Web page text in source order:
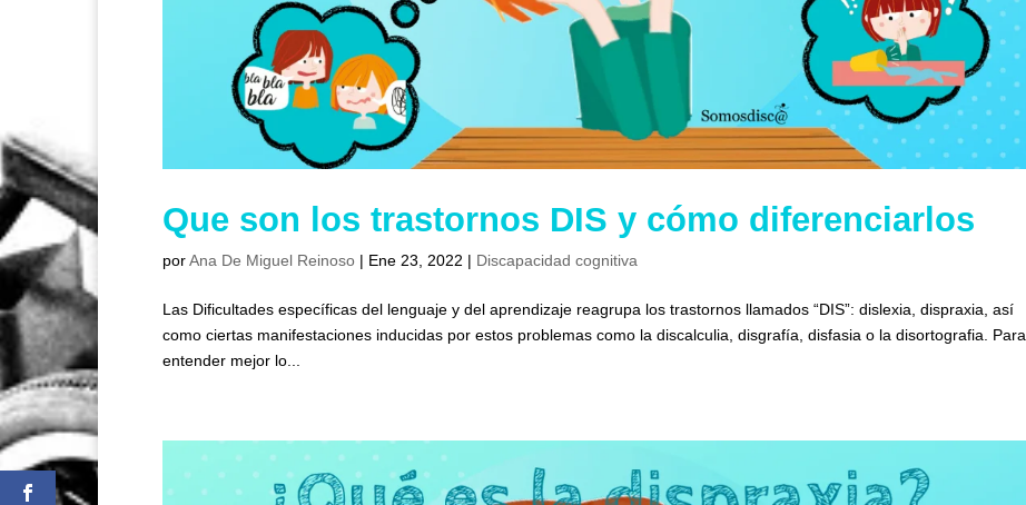
Que son los trastornos DIS y cómo diferenciarlos
porAna De Miguel Reinoso | Ene 23, 2022 | Discapacidad cognitiva
Las Dificultades específicas del lenguaje y del aprendizaje reagrupa los trastornos llamados “DIS”: dislexia, dispraxia, así
como ciertas manifestaciones inducidas por estos problemas como la discalculia, disgrafía, disfasia o la disortografia. Para
entender mejor lo...